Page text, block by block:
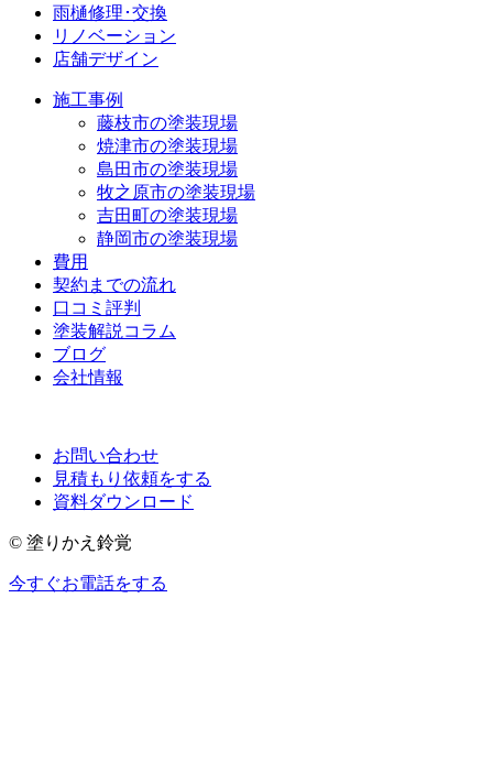
雨樋修理･交換
リノベーション
店舗デザイン
施工事例
藤枝市の塗装現場
焼津市の塗装現場
島田市の塗装現場
牧之原市の塗装現場
吉田町の塗装現場
静岡市の塗装現場
費用
契約までの流れ
口コミ評判
塗装解説コラム
ブログ
会社情報
お問い合わせ
見積もり依頼をする
資料ダウンロード
© 塗りかえ鈴覚
今すぐお電話をする